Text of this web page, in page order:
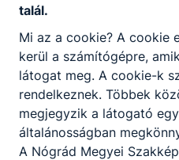
Építőipar
talál.
Mi az a cookie? A cookie
kerül a számítógépre,
látogat meg. A cookie-k
rendelkeznek. Többek
megjegyzik a látogató
általánosságban
A Nógrád Megyei